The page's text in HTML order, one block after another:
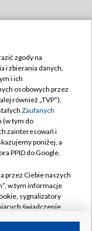
zgody na
i zbierania danych,
i ich
osobowych przez
również „TVP”),
Zaufanych
(w tym do
zainteresowań i
poniżej, a
PPID do Google.
przez Ciebie naszych
w tym informacje
sygnalizatory
świadczenie